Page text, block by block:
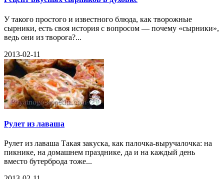
У такого простого и известного блюда, как творожные
сырники, есть своя история с вопросом — почему «сырники»,
ведь они из творога?...
2013-02-11
Рулет из лаваша
Рулет из лаваша Такая закуска, как палочка-выручалочка: на
пикнике, на домашнем празднике, да и на каждый день
вместо бутерброда тоже...